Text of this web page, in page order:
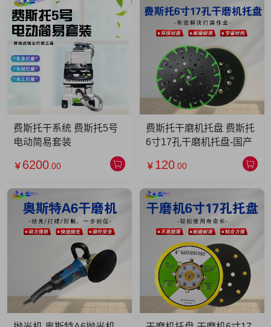
费斯托干系统 费斯托5号
电动简易套装
￥ 6200 .00
费斯托干磨机托盘 费斯托
6寸17孔干磨机托盘-国产
￥ 120 .00